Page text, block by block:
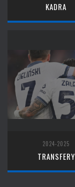
KADRA
2024-2025
TRANSFERY